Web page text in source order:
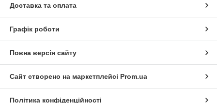
Доставка та оплата
Графік роботи
Повна версія сайту
Сайт створено на маркетплейсі Prom.ua
Політика конфіденційності